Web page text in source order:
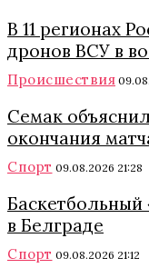
В 11 регионах
дронов ВСУ в
Происшествия
Семак
окончания
Спорт 09.08.2026 21:28
Баскетбольный
в Белграде
Спорт 09.08.2026 21:12